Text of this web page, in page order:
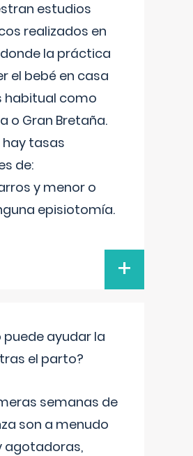
estudios
realizados en
la práctica
el bebé en casa
habitual como
o Gran Bretaña.
hay tasas
de:
y menor o
episiotomía.
+
puede ayudar la
el parto?
semanas de
son a menudo
agotadoras,